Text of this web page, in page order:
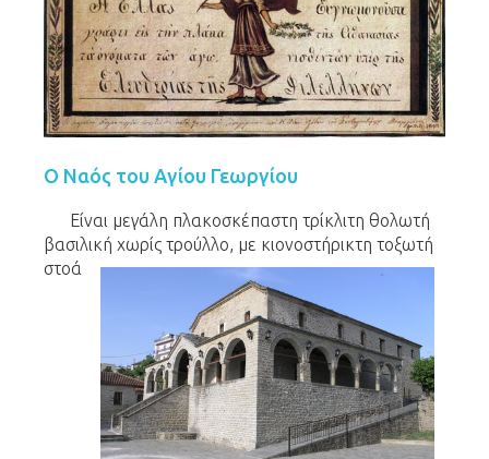
Ο Ναός του Αγίου Γεωργίου
Είναι μεγάλη πλακοσκέπαστη τρίκλιτη θολωτή
βασιλική χωρίς τρούλλο, με κιονοστήρικτη τοξωτή
στοά